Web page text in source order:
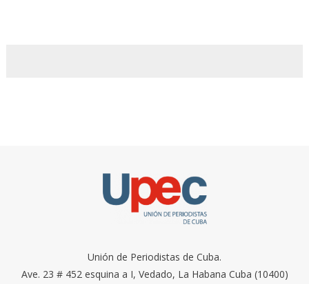
Unión de Periodistas de Cuba.
Ave. 23 # 452 esquina a I, Vedado, La Habana Cuba (10400)